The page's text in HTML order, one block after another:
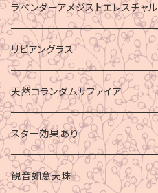
ラベンダーアメジストエレスチャル
リビアングラス
天然コランダムサファイア
スター効果あり
観音如意天珠